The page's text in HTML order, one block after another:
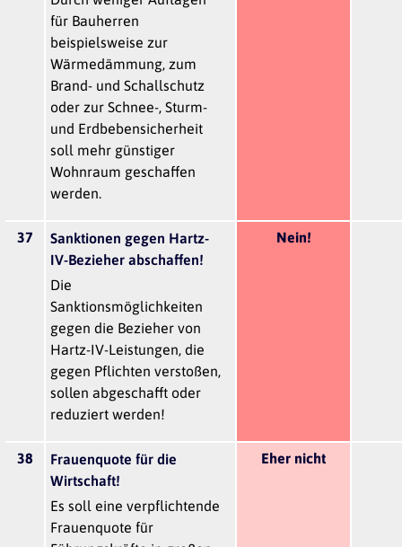
für Bauherren
beispielsweise zur
Wärmedämmung, zum
Brand- und Schallschutz
oder zur Schnee-, Sturm-
und Erdbebensicherheit
soll mehr günstiger
Wohnraum geschaffen
werden.
37
Sanktionen gegen Hartz-
IV-Bezieher abschaffen!
Die
Sanktionsmöglichkeiten
gegen die Bezieher von
Hartz-IV-Leistungen, die
gegen Pflichten verstoßen,
sollen abgeschafft oder
reduziert werden!
Nein!
38
Frauenquote für die
Wirtschaft!
Es soll eine verpflichtende
Frauenquote für
Eher nicht